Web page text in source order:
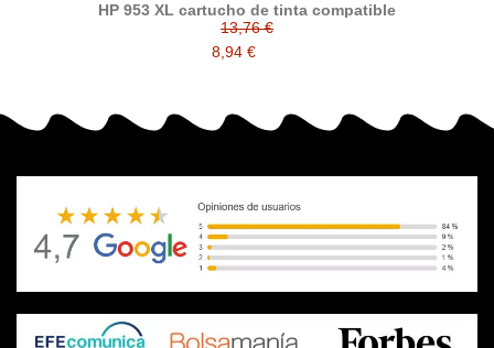
HP 953 XL cartucho de tinta compatible
13,76 €
8,94 €